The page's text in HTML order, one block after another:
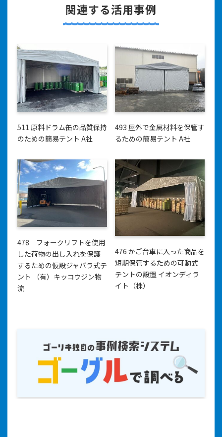
関連する活用事例
511 原料ドラム缶の品質保持
のための簡易テント A社
493 屋外で金属材料を保管す
るための簡易テント A社
478 フォークリフトを使用
した荷物の出し入れを保護
するための仮設ジャバラ式テ
ント （有）キッコウジン物
流
476 かご台車に入った商品を
短期保管するための可動式
テントの設置 イオンディラ
イト（株）